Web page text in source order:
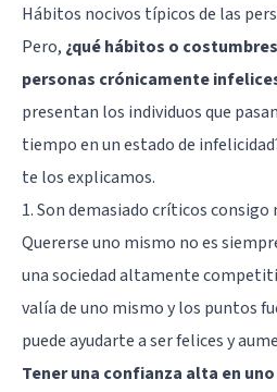
Hábitos nocivos típicos de las
Pero, ¿qué hábitos o
personas crónicamente
presentan los individuos que
tiempo en un estado de
te los explicamos.
1. Son demasiado críticos consigo
Quererse uno mismo no es
una sociedad altamente
valía de uno mismo y los puntos
puede ayudarte a ser felices y
Tener una confianza alta en